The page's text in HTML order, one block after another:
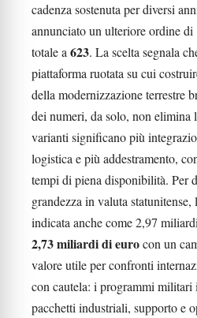
cadenza sostenuta per diversi
annunciato un ulteriore ordine di
totale a 623. La scelta segnala
piattaforma ruotata su cui
della modernizzazione terrestre
dei numeri, da solo, non elimina
varianti significano più
logistica e più addestramento,
tempi di piena disponibilità. Per
grandezza in valuta
indicata anche come 2,97
2,73 miliardi di eurocon un
valore utile per confronti
con cautela: i programmi militari
pacchetti industriali, supporto e